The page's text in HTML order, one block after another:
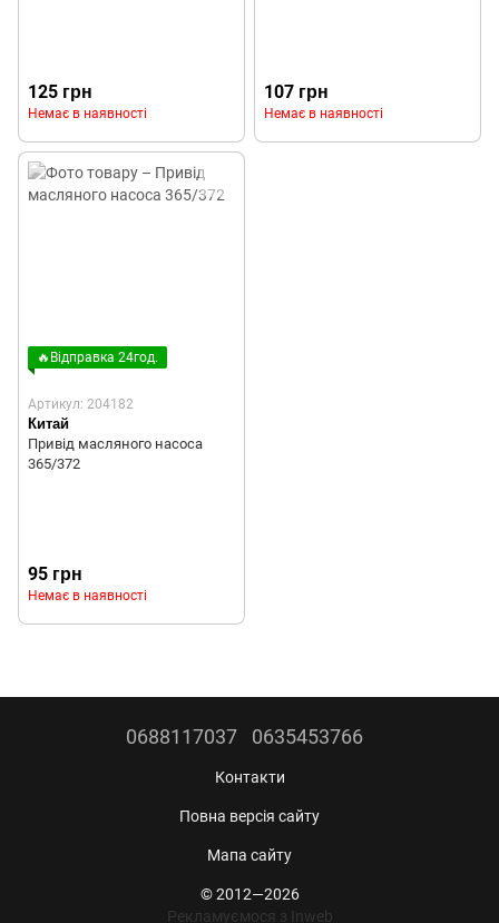
125 грн
Немає в наявності
107 грн
Немає в наявності
🔥Відправка 24год.
Артикул: 204182
Китай
Привід масляного насоса
365/372
95 грн
Немає в наявності
0688117037 0635453766
Контакти
Повна версія сайту
Мапа сайту
© 2012—2026
Рекламуємося з Inweb